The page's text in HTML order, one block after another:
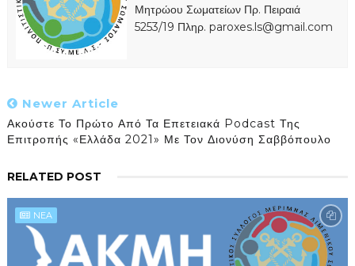
Μητρώου Σωματείων Πρ. Πειραιά
5253/19 Πληρ. paroxes.ls@gmail.com
Newer Article
Ακούστε Το Πρώτο Από Τα Επετειακά Podcast Της
Επιτροπής «Ελλάδα 2021» Με Τον Διονύση Σαββόπουλο
RELATED POST
NEA